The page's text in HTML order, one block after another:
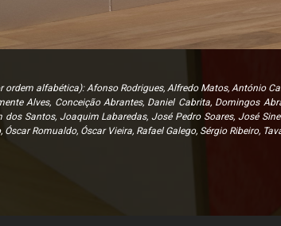
ordem alfabética): Afonso Rodrigues, Alfredo Matos, António
Alves, Conceição Abrantes, Daniel Cabrita, Domingos
dos Santos, Joaquim Labaredas, José Pedro Soares, José
Óscar Romualdo, Óscar Vieira, Rafael Galego, Sérgio Ribeiro,